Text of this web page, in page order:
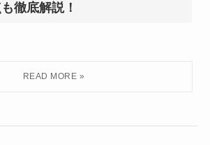
徹底解説！